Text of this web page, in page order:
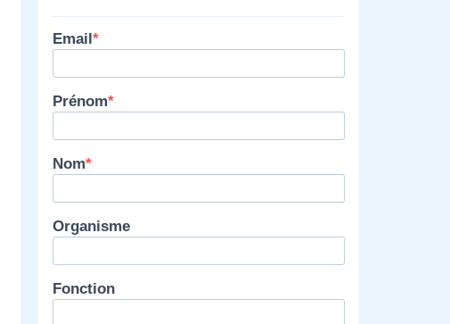
Email
Prénom
Nom
Organisme
Fonction